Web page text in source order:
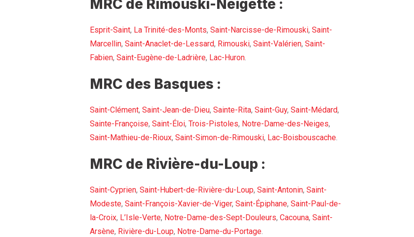
MRC de Rimouski-Neigette :
Esprit-Saint, La Trinité-des-Monts, Saint-Narcisse-de-Rimouski, Saint-
Marcellin, Saint-Anaclet-de-Lessard, Rimouski, Saint-Valérien, Saint-
Fabien, Saint-Eugène-de-Ladrière, Lac-Huron.
MRC des Basques :
Saint-Clément, Saint-Jean-de-Dieu, Sainte-Rita, Saint-Guy, Saint-Médard,
Sainte-Françoise, Saint-Éloi, Trois-Pistoles, Notre-Dame-des-Neiges,
Saint-Mathieu-de-Rioux, Saint-Simon-de-Rimouski, Lac-Boisbouscache.
MRC de Rivière-du-Loup :
Saint-Cyprien, Saint-Hubert-de-Rivière-du-Loup, Saint-Antonin, Saint-
Modeste, Saint-François-Xavier-de-Viger, Saint-Épiphane, Saint-Paul-de-
la-Croix, L’Isle-Verte, Notre-Dame-des-Sept-Douleurs, Cacouna, Saint-
Arsène, Rivière-du-Loup, Notre-Dame-du-Portage.